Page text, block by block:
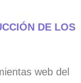
DE LOS
web del